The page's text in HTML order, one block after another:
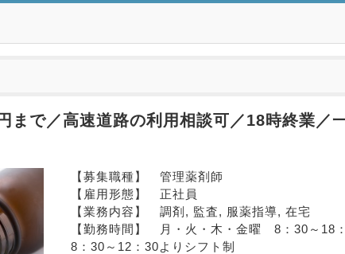
まで／高速道路の利用相談可／18時終業／
【募集職種】　管理薬剤師
【雇用形態】　正社員
【業務内容】　調剤, 監査, 服薬指導, 在宅
【勤務時間】　月・火・木・金曜　8：30～
8：30～12：30よりシフト制